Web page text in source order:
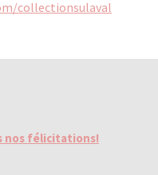
collectionsulaval
nos félicitations!